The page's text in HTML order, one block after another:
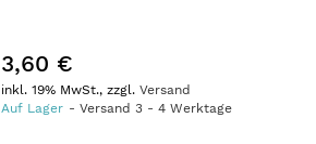
3,60 €
inkl. 19% MwSt., zzgl.Versand
Auf Lager
Versand3 -4 Werktage